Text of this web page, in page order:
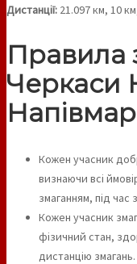
Дистанції: 21.097 км, 10
Правила
Черкаси
Кожен учасник
визнаючи всі
змаганням, під час
Кожен учасник
фізичний стан,
дистанцію змагань.